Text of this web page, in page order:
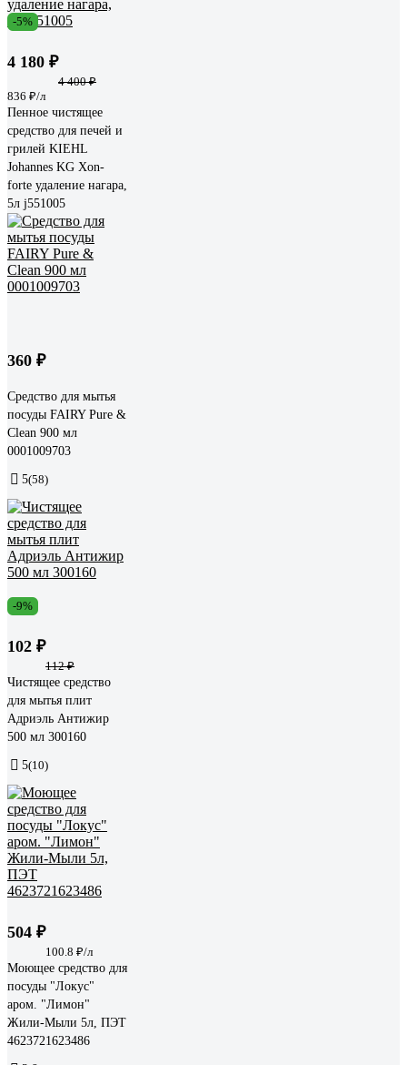
-5%
4 180 ₽
4 400 ₽
836 ₽/л
Пенное чистящее
средство для печей и
грилей KIEHL
Johannes KG Xon-
forte удаление нагара,
5л j551005
360 ₽
Средство для мытья
посуды FAIRY Pure &
Clean 900 мл
0001009703
5(58)
-9%
102 ₽
112 ₽
Чистящее средство
для мытья плит
Адриэль Антижир
500 мл 300160
5(10)
504 ₽
100.8 ₽/л
Моющее средство для
посуды "Локус"
аром. "Лимон"
Жили-Мыли 5л, ПЭТ
4623721623486